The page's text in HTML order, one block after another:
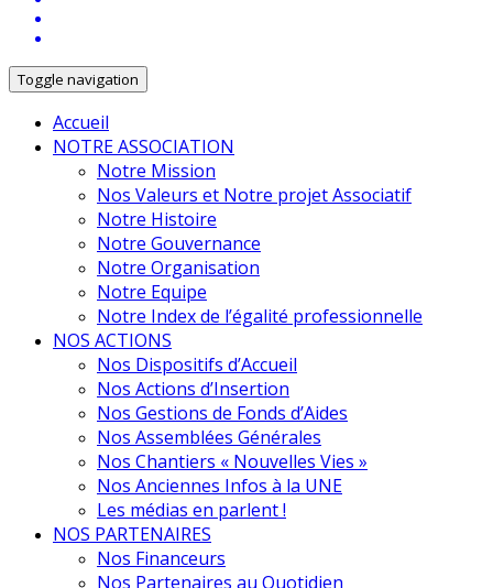
Toggle navigation
Accueil
NOTRE ASSOCIATION
Notre Mission
Nos Valeurs et Notre projet Associatif
Notre Histoire
Notre Gouvernance
Notre Organisation
Notre Equipe
Notre Index de l’égalité professionnelle
NOS ACTIONS
Nos Dispositifs d’Accueil
Nos Actions d’Insertion
Nos Gestions de Fonds d’Aides
Nos Assemblées Générales
Nos Chantiers « Nouvelles Vies »
Nos Anciennes Infos à la UNE
Les médias en parlent !
NOS PARTENAIRES
Nos Financeurs
Nos Partenaires au Quotidien